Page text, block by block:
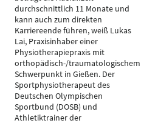
durchschnittlich 11 Monate und
kann auch zum direkten
Karriereende führen, weiß Lukas
Lai, Praxisinhaber einer
Physiotherapiepraxis mit
orthopädisch-/traumatologischem
Schwerpunkt in Gießen. Der
Sportphysiotherapeut des
Deutschen Olympischen
Sportbund (DOSB) und
Athletiktrainer der